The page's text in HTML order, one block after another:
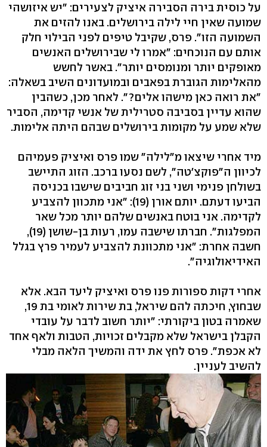
על כוסית בירה הסבירה איציק לצעירים: "יש איזושהי
שמועה שאין חיי לילה בירושלים. באנו להזים את
השמועה הזו". פרס, שקיבל טיפים לפני הבילוי חלק
אותם עם הנוכחים: "אמרו לי שבירושלים האנשים
מאופקים יותר ומנומסים יותר". באשר לחשש
מהאלימות הגוברת בפאבים ובמועדונים השיב בשאלה:
"את רואה כאן מישהו אלים?". לאחר מכן, כשהבין
שהוא עדיין בסביבה סטרילית של אנשי קדימה, הסביר
שלא שמע על מקומות בירושלים שבהם היתה אלימות.
מיד אחרי שיצאו מ"לילה" שמו פרס ואיציק פעמיהם
לכיוון ה"פוקצ'טה", לשם נסעו ברכב. הזוג התיישב
בשולחן פנימי ושני בני זוג חביבים שישבו בכניסה
הביעו דעתם. יותם אורן (19): "אני מתכוון להצביע
לקדימה. אני בוטח באנשים שלהם יותר מכל שאר
המפלגות". חברתו שישבה עמו, רעות בן-שושן (19),
חשבה אחרת: "אני מתכוונת להצביע לעמיר פרץ בגלל
האידיאולוגיה".
אחרי דקות ספורות פנו פרס ואיציק ליעד הבא. אלא
שבחוץ, חיכתה להם שיראל, בת שירות לאומי בת 19,
שאמרה בטון ביקורתי: "יותר חשוב לדבר על עובדי
הקבלן בישראל שלא מקבלים זכויות, הטבות ולאף אחד
לא אכפת". פרס לחץ את ידה והמשיך הלאה מבלי
להשיב לעניין.